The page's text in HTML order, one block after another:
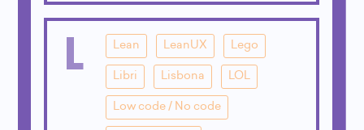
L Lean LeanUX Lego
Libri Lisbona LOL
Low code / No code